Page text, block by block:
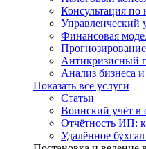
Консультация
Управленческий
Финансовая
Антикризисный
Анализ бизнеса
Показать все услуги
Статьи
Воинский учёт в
Отчётность ИП:
Удалённое